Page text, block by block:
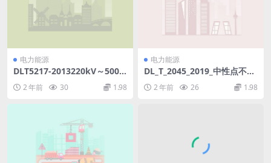
电力能源
DLT5217-2013220kV～500k
术规程(9.27MB)pdf
2 年前 30 1.98
电力能源
DL_T_2045_2019_中性点不接
pdf2 年前 26 1.98